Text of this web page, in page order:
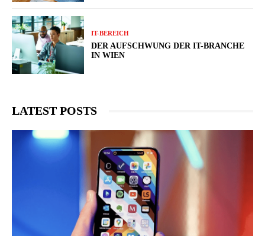
IT-BEREICH
DER AUFSCHWUNG DER IT-BRANCHE
IN WIEN
LATEST POSTS